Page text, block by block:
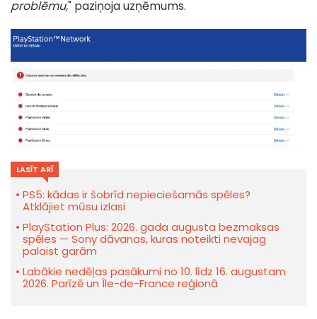
problēmu," paziņoja uzņēmums.
LASĪT ARĪ
PS5: kādas ir šobrīd nepieciešamās spēles?
Atklājiet mūsu izlasi
PlayStation Plus: 2026. gada augusta bezmaksas
spēles — Sony dāvanas, kuras noteikti nevajag
palaist garām
Labākie nedēļas pasākumi no 10. līdz 16. augustam
2026. Parīzē un Île-de-France reģionā